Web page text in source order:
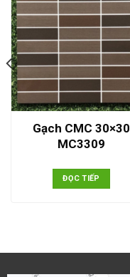
Gạch CMC 30×30
MC3309
ĐỌC TIẾP